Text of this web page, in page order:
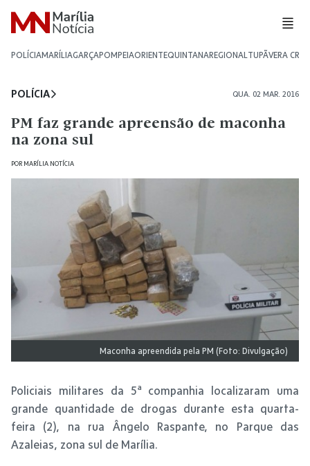
POLÍCIAMARÍLIAGARÇAPOMPEIAORIENTEQUINTANAREGIONALTUPÃVERA CRUZ
POLÍCIA QUA. 02 MAR. 2016
PM faz grande apreensão de maconha
na zona sul
POR MARÍLIA NOTÍCIA
Maconha apreendida pela PM (Foto: Divulgação)
Policiais militares da 5ª companhia localizaram uma
grande quantidade de drogas durante esta quarta-
feira (2), na rua Ângelo Raspante, no Parque das
Azaleias, zona sul de Marília.